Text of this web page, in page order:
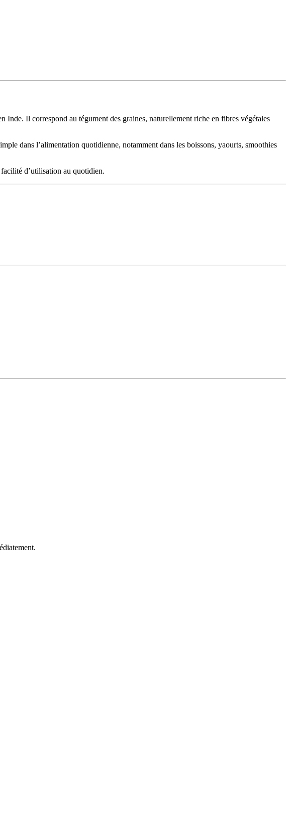
Inde. Il correspond au tégument des graines, naturellement riche en fibres végétales
dans l’alimentation quotidienne, notamment dans les boissons, yaourts, smoothies
d’utilisation au quotidien.